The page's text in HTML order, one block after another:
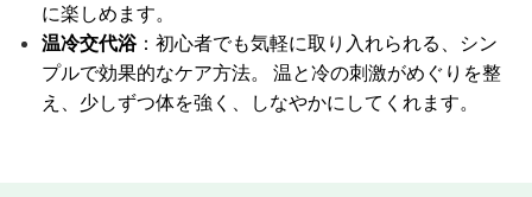
に楽しめます。
温冷交代浴 ：初心者でも気軽に取り入れられる、シン
プルで効果的なケア方法。 温と冷の刺激がめぐりを整
え、少しずつ体を強く、しなやかにしてくれます。